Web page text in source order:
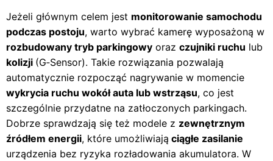
Jeżeli głównym celem jest monitorowanie samochodu
podczas postoju, warto wybrać kamerę wyposażoną w
rozbudowany tryb parkingowy oraz czujniki ruchu lub
kolizji (G‑Sensor). Takie rozwiązania pozwalają
automatycznie rozpocząć nagrywanie w momencie
wykrycia ruchu wokół auta lub wstrząsu, co jest
szczególnie przydatne na zatłoczonych parkingach.
Dobrze sprawdzają się też modele z zewnętrznym
źródłem energii, które umożliwiają ciągłe zasilanie
urządzenia bez ryzyka rozładowania akumulatora. W